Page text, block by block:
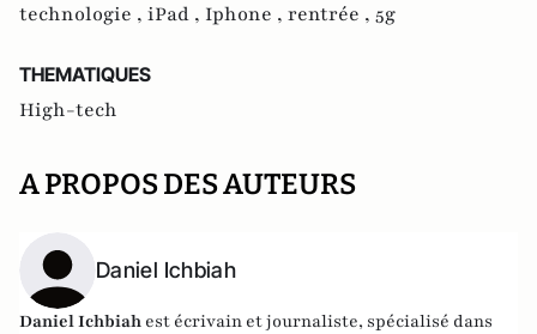
technologie , iPad , Iphone , rentrée , 5g
THEMATIQUES
High-tech
A PROPOS DES AUTEURS
Daniel Ichbiah
Daniel Ichbiah est écrivain et journaliste, spécialisé dans